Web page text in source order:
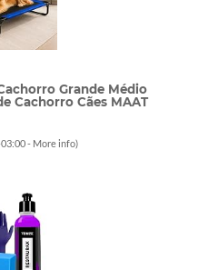
Grande Médio
Cachorro Cães MAAT
- More info)